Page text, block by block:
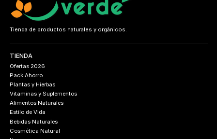
Tienda de productos naturales y orgánicos.
TIENDA
Ofertas 2026
Pack Ahorro
Plantas y Hierbas
Vitaminas y Suplementos
Alimentos Naturales
Estilo de Vida
Bebidas Naturales
Cosmética Natural